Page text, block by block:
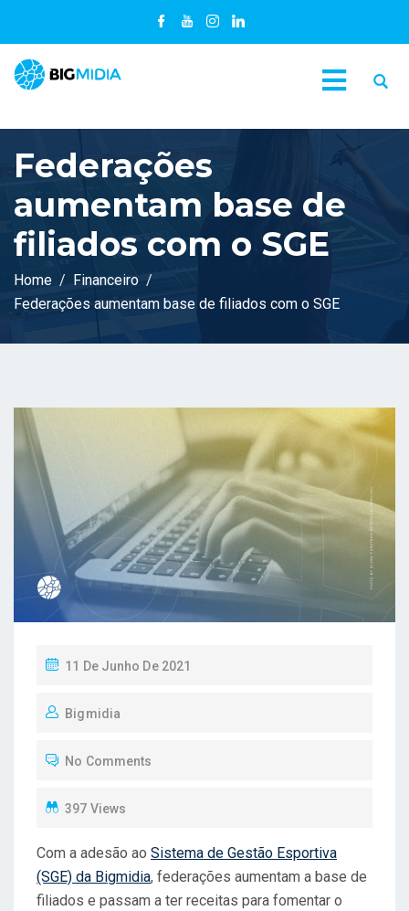
Federações
aumentam base de
filiados com o SGE
Home
Financeiro
Federações aumentam base de filiados com o SGE
P
S
E
O
11 De Junho De 2021
Bigmidia
No Comments
397 Views
Com a adesão ao Sistema de Gestão Esportiva
(SGE) da Bigmidia, federações aumentam a base de
filiados e passam a ter receitas para fomentar o